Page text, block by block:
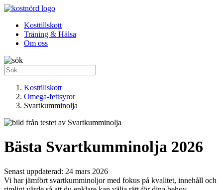
Kosttillskott
Träning & Hälsa
Om oss
Kosttillskott
Omega-fettsyror
Svartkumminolja
Bästa Svartkumminolja 2026
Senast uppdaterad: 24 mars 2026
Vi har jämfört svartkumminoljor med fokus på kvalitet, innehåll och